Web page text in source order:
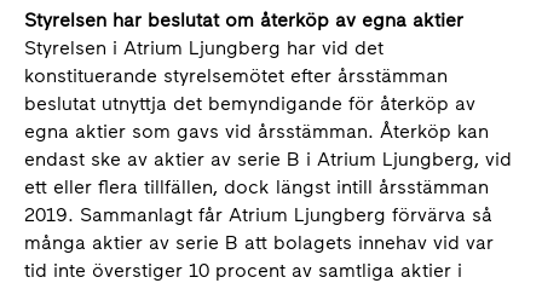
Styrelsen har beslutat om återköp av egna aktier
Styrelsen i Atrium Ljungberg har vid det
konstituerande styrelsemötet efter årsstämman
beslutat utnyttja det bemyndigande för återköp av
egna aktier som gavs vid årsstämman. Återköp kan
endast ske av aktier av serie B i Atrium Ljungberg, vid
ett eller flera tillfällen, dock längst intill årsstämman
2019. Sammanlagt får Atrium Ljungberg förvärva så
många aktier av serie B att bolagets innehav vid var
tid inte överstiger 10 procent av samtliga aktier i